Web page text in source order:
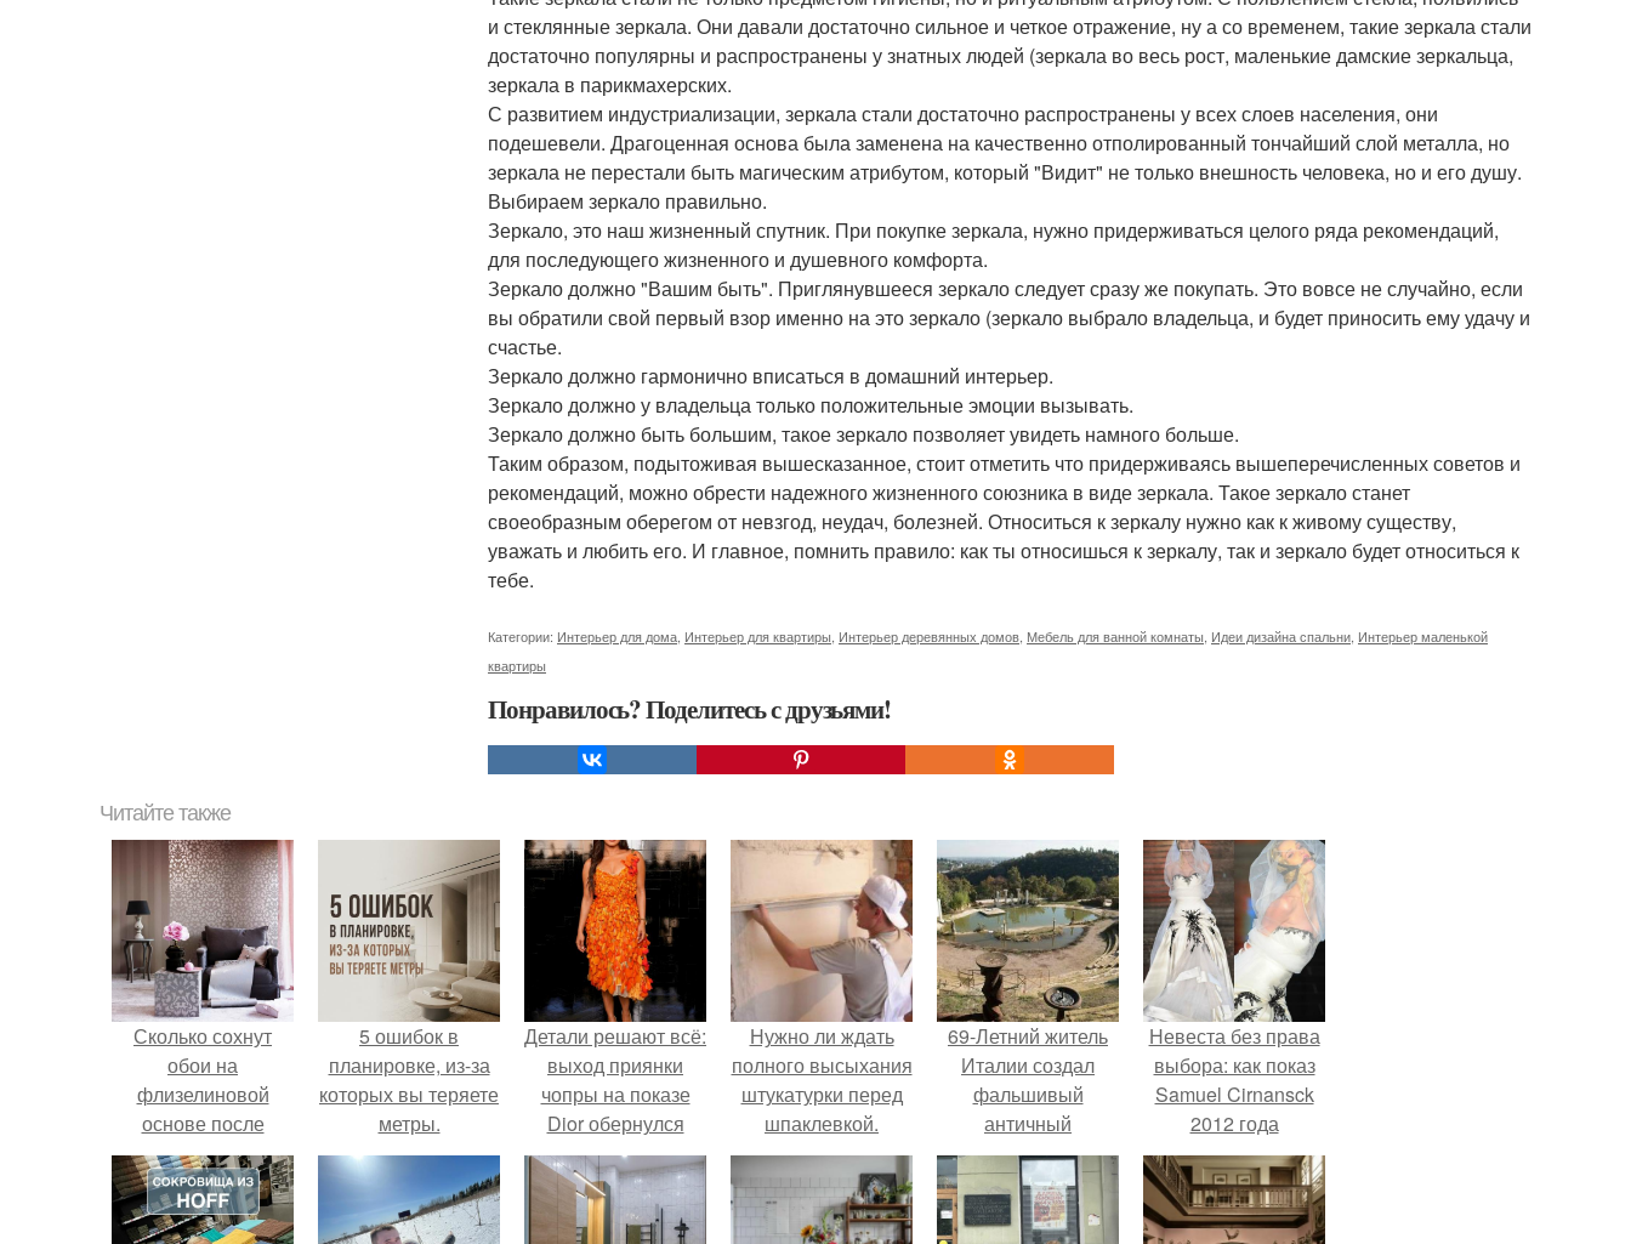
и стеклянные зеркала. Они давали достаточно сильное и четкое отражение, ну а со временем, такие зеркала стали
достаточно популярны и распространены у знатных людей (зеркала во весь рост, маленькие дамские зеркальца,
зеркала в парикмахерских.
С развитием индустриализации, зеркала стали достаточно распространены у всех слоев населения, они
подешевели. Драгоценная основа была заменена на качественно отполированный тончайший слой металла, но
зеркала не перестали быть магическим атрибутом, который "Видит" не только внешность человека, но и его душу.
Выбираем зеркало правильно.
Зеркало, это наш жизненный спутник. При покупке зеркала, нужно придерживаться целого ряда рекомендаций,
для последующего жизненного и душевного комфорта.
Зеркало должно "Вашим быть". Приглянувшееся зеркало следует сразу же покупать. Это вовсе не случайно, если
вы обратили свой первый взор именно на это зеркало (зеркало выбрало владельца, и будет приносить ему удачу и
счастье.
Зеркало должно гармонично вписаться в домашний интерьер.
Зеркало должно у владельца только положительные эмоции вызывать.
Зеркало должно быть большим, такое зеркало позволяет увидеть намного больше.
Таким образом, подытоживая вышесказанное, стоит отметить что придерживаясь вышеперечисленных советов и
рекомендаций, можно обрести надежного жизненного союзника в виде зеркала. Такое зеркало станет
своеобразным оберегом от невзгод, неудач, болезней. Относиться к зеркалу нужно как к живому существу,
уважать и любить его. И главное, помнить правило: как ты относишься к зеркалу, так и зеркало будет относиться к
тебе.
Категории: Интерьер для дома Интерьер для квартиры Интерьер деревянных домов Мебель для ванной комнаты Идеи дизайна спальни Интерьер маленькой
квартиры
Понравилось? Поделитесь с друзьями!
Читайте также
Сколько сохнут
обои на
флизелиновой
основе после
поклейки. Когда
высохнет клей?
5 ошибок в
планировке, из-за
которых вы теряете
метры.
Детали решают всё:
выход приянки
чопры на показе
Dior обернулся
шквалом критики
из-за небрежного
пошива.
Нужно ли ждать
полного высыхания
штукатурки перед
шпаклевкой.
Сколько времени
сохнет штукатурка в
зависимости от
69-Летний житель
Италии создал
фальшивый
античный
амфитеатр и
долгое время
успешно выдавал
Невеста без права
выбора: как показ
Samuel Cirnansck
2012 года
превратил подиум
в манифест против
принуждения.